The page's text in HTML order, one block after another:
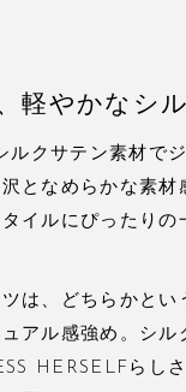
軽やかなシ
クサテン素材で
となめらかな素材
イルにぴったりの
は、どちらかとい
アル感強め。シル
HERSELFらし